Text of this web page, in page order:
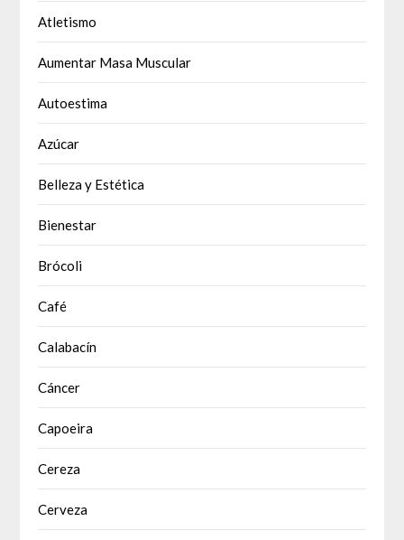
Atletismo
Aumentar Masa Muscular
Autoestima
Azúcar
Belleza y Estética
Bienestar
Brócoli
Café
Calabacín
Cáncer
Capoeira
Cereza
Cerveza